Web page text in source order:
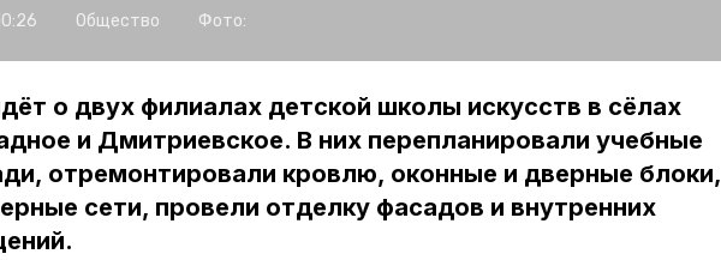
Общество Фото:
о двух филиалах детской школы искусств в сёлах
и Дмитриевское. В них перепланировали учебные
отремонтировали кровлю, оконные и дверные блоки,
сети, провели отделку фасадов и внутренних